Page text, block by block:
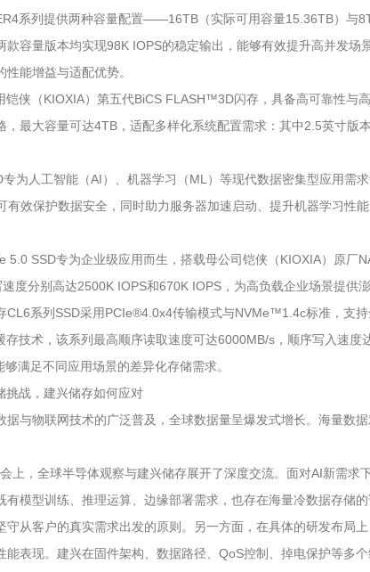
系列提供两种容量配置——16TB（实际可用容量15.36TB）与
款容量版本均实现98K IOPS的稳定输出，能够有效提升高并发
能增益与适配优势。
铠侠（KIOXIA）第五代BiCS FLASH™3D闪存，具备高可靠性
，最大容量可达4TB，适配多样化系统配置需求：其中2.5英寸
专为人工智能（AI）、机器学习（ML）等现代数据密集型应用
有效保护数据安全，同时助力服务器加速启动、提升机器学习
5.0 SSD专为企业级应用而生，搭载母公司铠侠（KIOXIA）原
度分别高达2500K IOPS和670K IOPS，为高负载企业场景提供澎
CL6系列SSD采用PCIe®4.0x4传输模式与NVMe™1.4c标准，支
存技术，该系列最高顺序读取速度可达6000MB/s，顺序写入速
满足不同应用场景的差异化存储需求。
挑战，建兴储存如何应对
据与物联网技术的广泛普及，全球数据量呈爆发式增长。海量
上，全球半导体观察与建兴储存展开了深度交流。面对AI新需
有模型训练、推理运算、边缘部署需求，也存在海量冷数据存储的
守从客户的真实需求出发的原则。另一方面，在具体的研发布局
能表现。建兴在固件架构、数据路径、QoS控制、掉电保护等多